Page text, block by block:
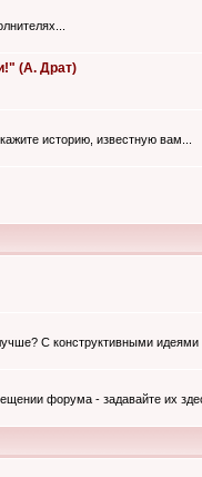
(А. Драт)
историю, известную вам...
С конструктивными
форума - задавайте их